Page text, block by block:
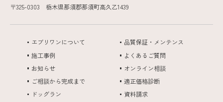
〒325-0303 栃木県那須郡那須町高久乙1439
エブリワンについて
施工事例
お知らせ
ご相談から完成まで
ドッグラン
品質保証・メンテンス
よくあるご質問
オンライン相談
適正価格診断
資料請求